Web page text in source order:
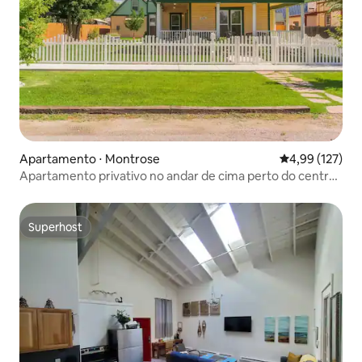
Apartamento ⋅ Montrose 4,99 de uma
4,99 (127)
Apartamento privativo no andar de cima perto do centro
Superhost
Superhost